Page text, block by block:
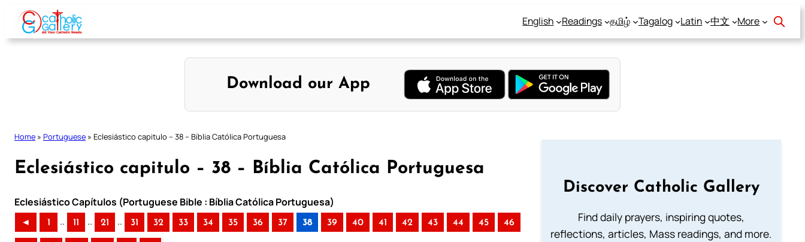
Skip
content
English Readings தமிழ் Tagalog Latin 中文 More
Download our App
Home » Portuguese » Eclesiástico capitulo – 38 – Bíblia Católica Portuguesa
Eclesiástico capitulo – 38 – Bíblia Católica Portuguesa
Eclesiástico Capítulos (Portuguese Bible : Bíblia Católica Portuguesa)
◄ 1 .. 11 .. 21 .. 31 32 33 34 35 36 37 38 39 40 41 42 43 44 45 46
Discover Catholic Gallery
Find daily prayers, inspiring quotes,
reflections, articles, Mass readings, and more.